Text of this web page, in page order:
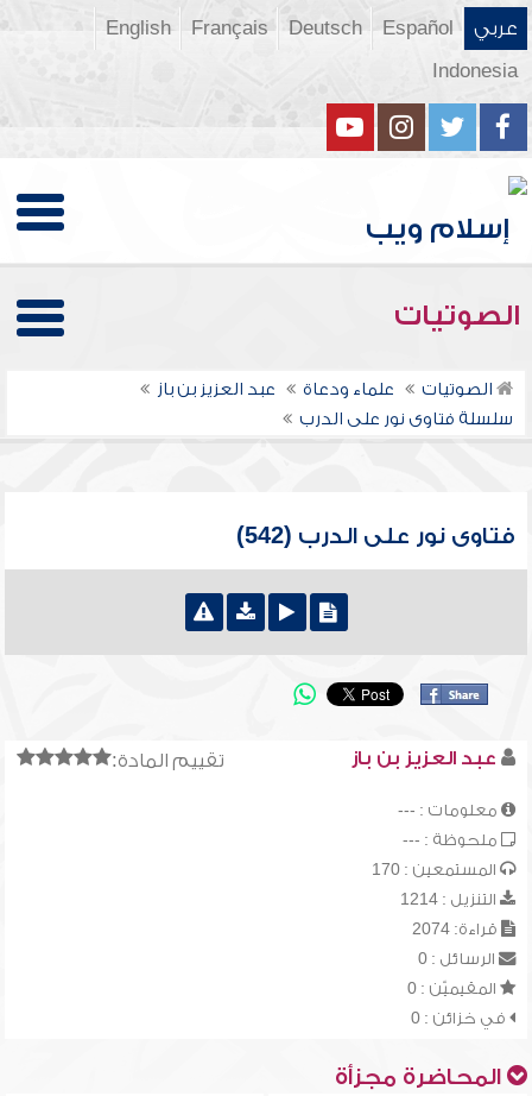
عربي Español
Deutsch
Français
English
Indonesia
الصوتيات
الصوتيات علماء ودعاة
عبد العزيز بن باز
سلسلة فتاوى نور على الدرب
فتاوى نور على الدرب (542)
تقييم المادة: عبد العزيز بن باز
معلومات : ---
ملحوظة : ---
المستمعين : 170
التنزيل : 1214
قراءة: 2074
الرسائل : 0
المقيميّن : 0
في خزائن : 0
المحاضرة مجزأة